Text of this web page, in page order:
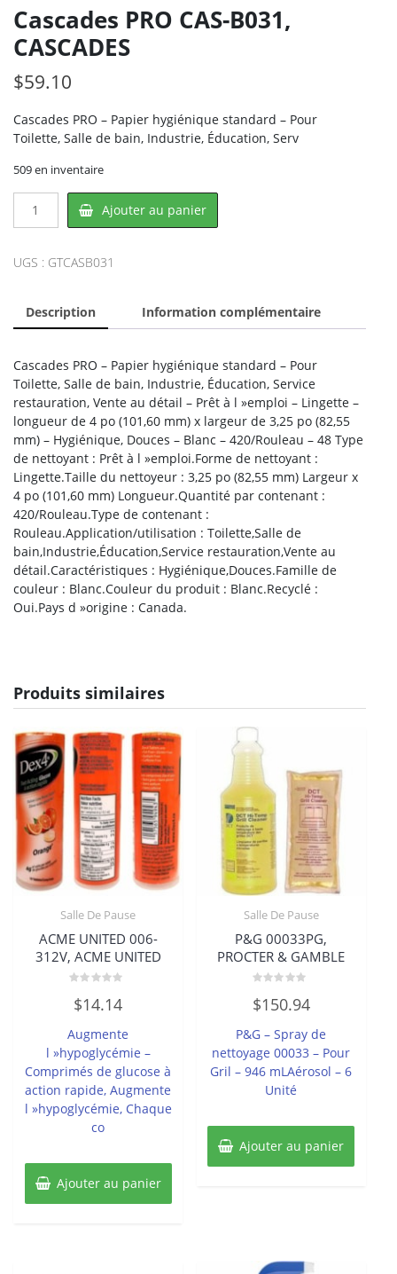
Cascades PRO CAS-B031,
CASCADES
$59.10
Cascades PRO – Papier hygiénique standard – Pour
Toilette, Salle de bain, Industrie, Éducation, Serv
509 en inventaire
PRO
CASCADES
Ajouter au panier
UGS : GTCASB031
Description Information complémentaire
Cascades PRO – Papier hygiénique standard – Pour
Toilette, Salle de bain, Industrie, Éducation, Service
restauration, Vente au détail – Prêt à l »emploi – Lingette –
longueur de 4 po (101,60 mm) x largeur de 3,25 po (82,55
mm) – Hygiénique, Douces – Blanc – 420/Rouleau – 48 Type
de nettoyant : Prêt à l »emploi.Forme de nettoyant :
Lingette.Taille du nettoyeur : 3,25 po (82,55 mm) Largeur x
4 po (101,60 mm) Longueur.Quantité par contenant :
420/Rouleau.Type de contenant :
Rouleau.Application/utilisation : Toilette,Salle de
bain,Industrie,Éducation,Service restauration,Vente au
détail.Caractéristiques : Hygiénique,Douces.Famille de
couleur : Blanc.Couleur du produit : Blanc.Recyclé :
Oui.Pays d »origine : Canada.
Produits similaires
Salle De Pause
ACME UNITED 006-
312V, ACME UNITED
0
sur
$14.14
Augmente
l »hypoglycémie –
Comprimés de glucose à
action rapide, Augmente
l »hypoglycémie, Chaque
co
Ajouter au panier
Salle De Pause
P&G 00033PG,
PROCTER & GAMBLE
0
sur
$150.94
P&G – Spray de
nettoyage 00033 – Pour
Gril – 946 mLAérosol – 6
Unité
Ajouter au panier